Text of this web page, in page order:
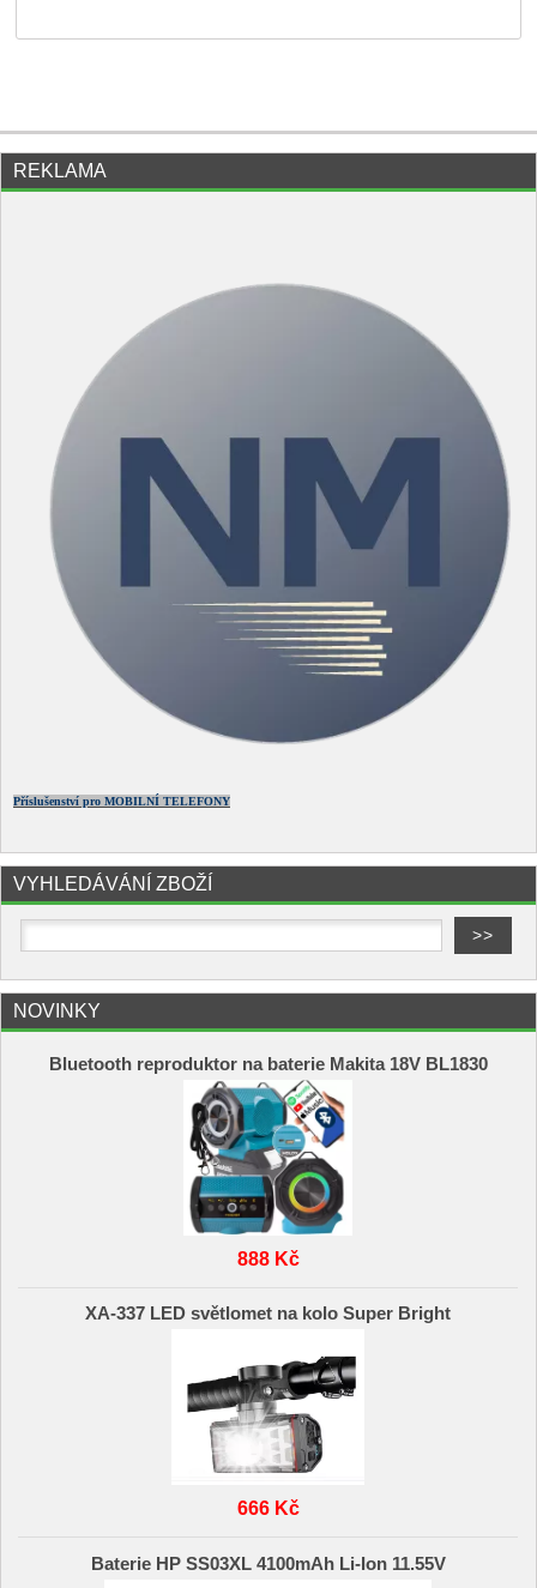
REKLAMA
Příslušenství pro MOBILNÍ TELEFONY
VYHLEDÁVÁNÍ ZBOŽÍ
NOVINKY
Bluetooth reproduktor na baterie Makita 18V BL1830
888 Kč
XA-337 LED světlomet na kolo Super Bright
666 Kč
Baterie HP SS03XL 4100mAh Li-Ion 11.55V